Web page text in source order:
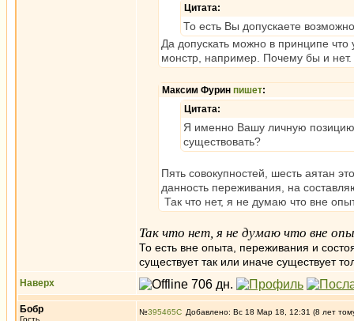
Цитата:
То есть Вы допускаете
Да допускать можно в принципе
монстр, например. Почему бы и
Максим Фурин пишет:
Цитата:
Я именно Вашу личную позицию
существовать?
Пять совокупностей, шесть аятан
данность переживания, на
Так что нет, я не думаю что вне
Так что нет, я не думаю что вне
То есть вне опыта, переживания и
существует так или иначе существует
Наверх
Бобр
Гость
№395465 Добавлено: Вс 18 Мар 18, 12:31 (8 лет